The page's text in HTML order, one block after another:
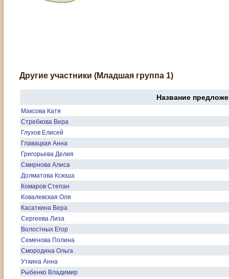
Другие участники (Младшая группа 1)
Название
Максова Катя
Стребкова Вера
Глухов Елисей
Главацкая Анна
Григорьева Делия
Смирнова Алиса
Долматова Ксюша
Комаров Степан
Ковалевская Оля
Касаткина Вера
Сергеева Лиза
Волостных Егор
Семенова Полина
Смородина Ольга
Уткина Анна
Рыбенко Владимир